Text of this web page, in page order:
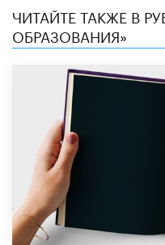
ЧИТАЙТЕ ТАКЖЕ В
ОБРАЗОВАНИЯ»